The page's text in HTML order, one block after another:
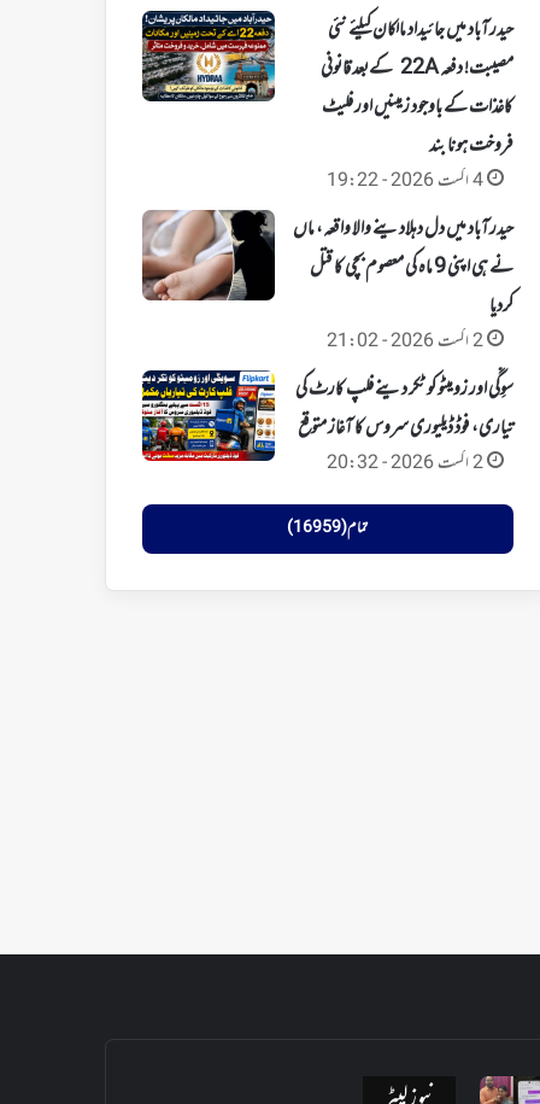
حیدرآباد میں جائیداد مالکان کیلئے نئی
مصیبت! دفعہ 22A کےبعد قانونی
کاغذات کے باوجود زمینیں اور فلیٹ
فروخت ہونا بند
4 اگست 2026 - 19:22
حیدرآباد میں دل دہلادینے والا واقعہ، ماں
نے ہی اپنی 9 ماہ کی معصوم بچی کا قتل
کردیا
2 اگست 2026 - 21:02
سوِگّی اور زومیٹو کو ٹکر دینے فلپ کارٹ کی
تیاری، فوڈ ڈیلیوری سروس کا آغاز متوقع
2 اگست 2026 - 20:32
تمام (16959)